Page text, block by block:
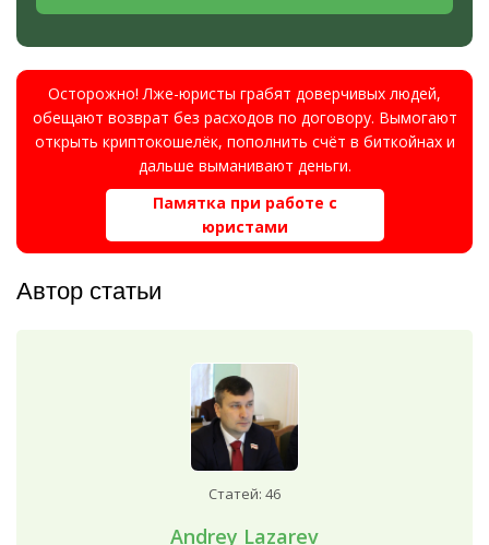
Осторожно! Лже-юристы грабят доверчивых людей,
обещают возврат без расходов по договору. Вымогают
открыть криптокошелёк, пополнить счёт в биткойнах и
дальше выманивают деньги.
Памятка при работе с
юристами
Автор статьи
Статей: 46
Andrey Lazarev